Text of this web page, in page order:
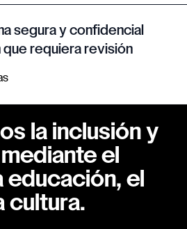
segura y confidencial
que requiera revisión
la inclusión y
el
educación, el
cultura.